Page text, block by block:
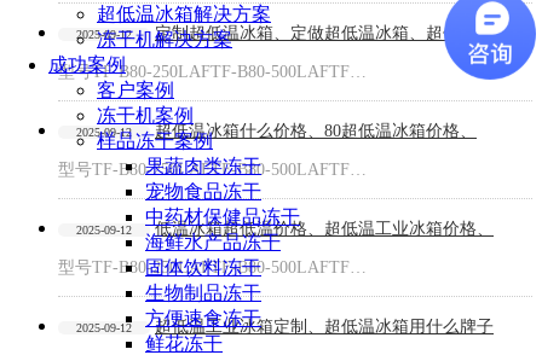
超低温冰箱解决方案
冻干机解决方案
成功案例
客户案例
冻干机案例
样品冻干案例
果蔬肉类冻干
宠物食品冻干
中药材保健品冻干
海鲜水产品冻干
固体饮料冻干
生物制品冻干
方便速食冻干
鲜花冻干
2025-09-12 定制超低温冰箱、定做超低温冰箱、超低温冰
型号TF-B80-250LAFTF-B80-500LAFTF…
2025-09-12 超低温冰箱什么价格、80超低温冰箱价格、
型号TF-B80-250LAFTF-B80-500LAFTF…
2025-09-12 低温冰箱超低温价格、超低温工业冰箱价格、
型号TF-B80-250LAFTF-B80-500LAFTF…
2025-09-12 超低温工业冰箱定制、超低温冰箱用什么牌子